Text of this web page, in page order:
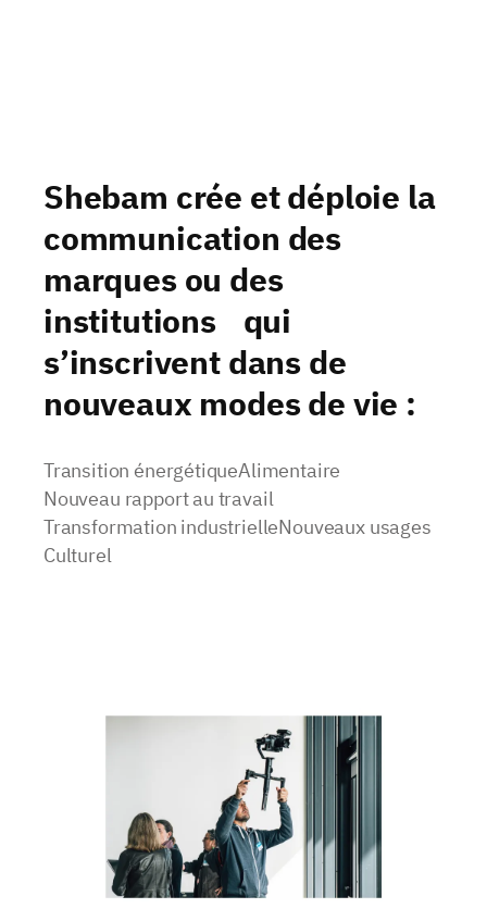
Shebam crée et déploie la
communication des
marques ou des
institutions qui
s’inscrivent dans de
nouveaux modes de vie :
Transition énergétiqueAlimentaire
Nouveau rapport au travail
Transformation industrielleNouveaux usages
Culturel